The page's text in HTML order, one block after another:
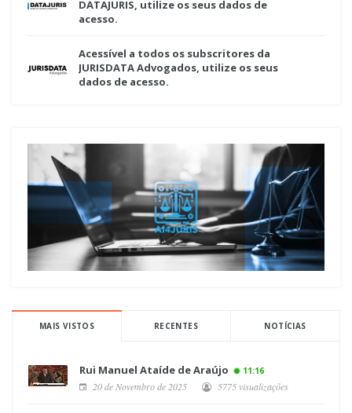
DATAJURIS, utilize os seus dados de
acesso.
Acessível a todos os subscritores da
JURISDATA Advogados, utilize os seus
dados de acesso.
MAIS VISTOS RECENTES NOTÍCIAS
Rui Manuel Ataíde de Araújo 11:16
20 de Novembro de 2025 5775 visualizações